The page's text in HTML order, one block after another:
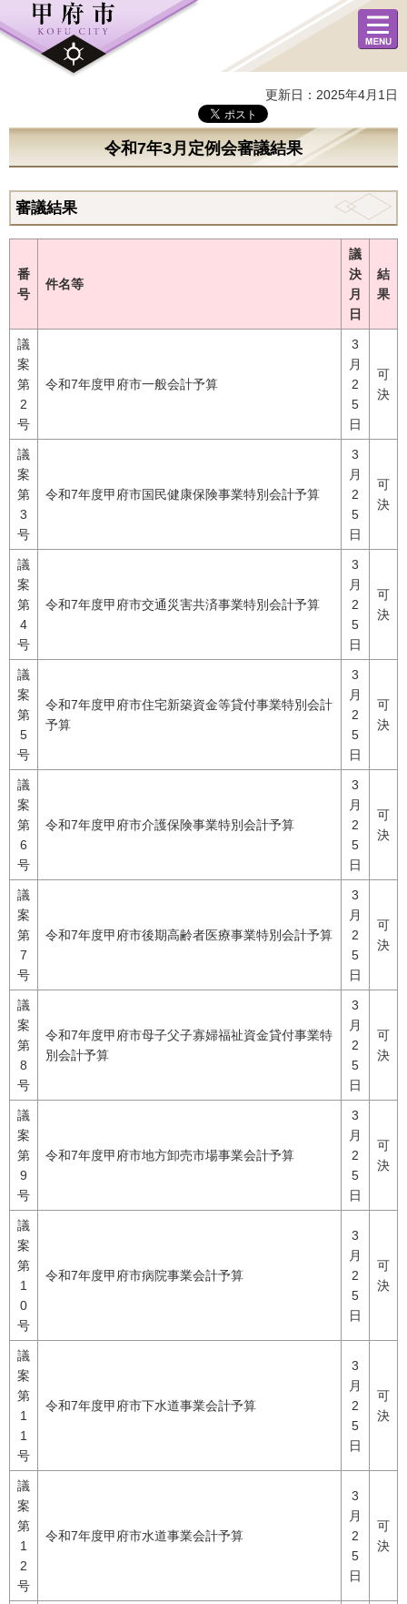
メニュ
ー
更新日：2025年4月1日
令和7年3月定例会審議結果
審議結果
番
号
件名等
議
決
月
日
結
果
議
案
第
2
号
令和7年度甲府市一般会計予算
3
月
2
5
日
可
決
議
案
第
3
号
令和7年度甲府市国民健康保険事業特別会計予算
3
月
2
5
日
可
決
議
案
第
4
号
令和7年度甲府市交通災害共済事業特別会計予算
3
月
2
5
日
可
決
議
案
第
5
号
令和7年度甲府市住宅新築資金等貸付事業特別会計
予算
3
月
2
5
日
可
決
議
案
第
6
号
令和7年度甲府市介護保険事業特別会計予算
3
月
2
5
日
可
決
議
案
第
7
号
令和7年度甲府市後期高齢者医療事業特別会計予算
3
月
2
5
日
可
決
議
案
第
8
号
令和7年度甲府市母子父子寡婦福祉資金貸付事業特
別会計予算
3
月
2
5
日
可
決
議
案
第
9
号
令和7年度甲府市地方卸売市場事業会計予算
3
月
2
5
日
可
決
議
案
第
1
0
号
令和7年度甲府市病院事業会計予算
3
月
2
5
日
可
決
議
案
第
1
1
号
令和7年度甲府市下水道事業会計予算
3
月
2
5
日
可
決
議
案
第
1
2
号
令和7年度甲府市水道事業会計予算
3
月
2
5
日
可
決